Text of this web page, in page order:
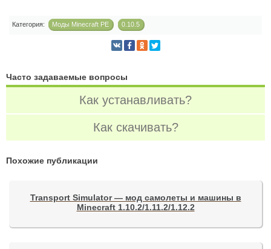
Категория: Моды Minecraft PE 0.10.5
Часто задаваемые вопросы
Как устанавливать?
Как скачивать?
Похожие публикации
Transport Simulator — мод самолеты и машины в
Minecraft 1.10.2/1.11.2/1.12.2